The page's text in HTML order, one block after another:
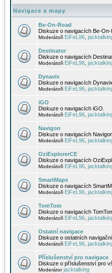
Navigace a mapy
Be-On-Road
Diskuze o navigacích Be-On-
Moderátoři EiFeL96
Destinator
Diskuze o navigacích
Moderátoři EiFeL96
Dynavix
Diskuze o navigacích
Moderátoři EiFeL96
iGO
Diskuze o navigacích iGO.
Moderátoři EiFeL96
Navigon
Diskuze o navigacích
Moderátoři EiFeL96
OziExplorerCE
Diskuze o navigacích
Moderátoři EiFeL96
SmartMaps
Diskuze o navigacích
Moderátoři EiFeL96
TomTom
Diskuze o navigacích
Moderátoři EiFeL96
Ostatní navigace
Diskuze o ostatních
Moderátoři EiFeL96
Příslušenství pro navigace
Diskuze o příslušenství pro
Moderátorjacktalking